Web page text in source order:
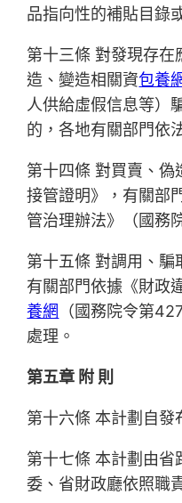
品指向性的補貼目錄
第十三條 對發現存在
造、變造相關資包養
人供給虛假信息等）
的，各地有關部門依
第十四條 對買賣、偽
接管證明》，有關部
管治理辦法》（國務
第十五條 對調用、騙
有關部門依據《財政
養網
（國務院令第
處理。
第五章 附 則
第十六條 本計劃自發
第十七條 本計劃由省
委、省財政廳依照職